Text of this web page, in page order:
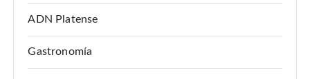
ADN Platense
Gastronomía